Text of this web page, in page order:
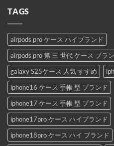
TAGS
airpods pro ケース ハイブランド
airpods pro 第 三 世代 ケース ブラ
galaxy S25ケース 人気 すすめ
iphone16 ケース 手帳 型 ブランド
iphone17 ケース 手帳 型 ブランド
iphone17pro ケース ハイブランド
iphone18pro ケース ハイ ブランド